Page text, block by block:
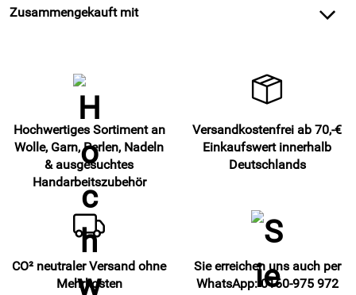
Zusammengekauft mit
Hochwertiges Sortiment an
Wolle, Garn, Perlen, Nadeln
& ausgesuchtes
Handarbeitszubehör
Versandkostenfrei ab 70,-€
Einkaufswert innerhalb
Deutschlands
CO² neutraler Versand ohne
Mehrkosten
Sie erreichen uns auch per
WhatsApp: 0160-975 972